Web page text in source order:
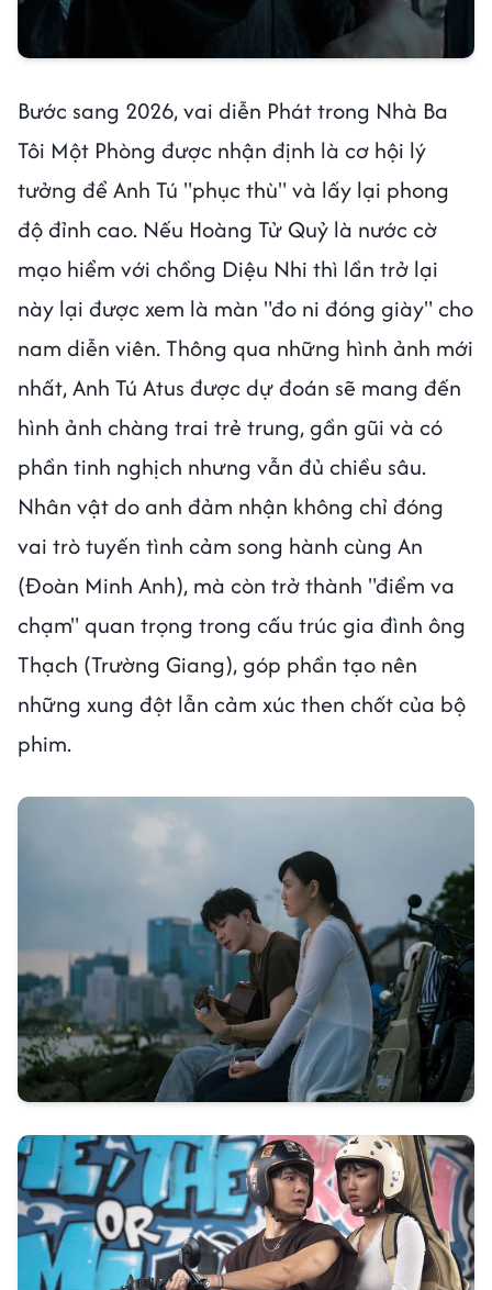
Bước sang 2026, vai diễn Phát trong Nhà Ba
Tôi Một Phòng được nhận định là cơ hội lý
tưởng để Anh Tú "phục thù" và lấy lại phong
độ đỉnh cao. Nếu Hoàng Tử Quỷ là nước cờ
mạo hiểm với chồng Diệu Nhi thì lần trở lại
này lại được xem là màn "đo ni đóng giày" cho
nam diễn viên. Thông qua những hình ảnh mới
nhất, Anh Tú Atus được dự đoán sẽ mang đến
hình ảnh chàng trai trẻ trung, gần gũi và có
phần tinh nghịch nhưng vẫn đủ chiều sâu.
Nhân vật do anh đảm nhận không chỉ đóng
vai trò tuyến tình cảm song hành cùng An
(Đoàn Minh Anh), mà còn trở thành "điểm va
chạm" quan trọng trong cấu trúc gia đình ông
Thạch (Trường Giang), góp phần tạo nên
những xung đột lẫn cảm xúc then chốt của bộ
phim.